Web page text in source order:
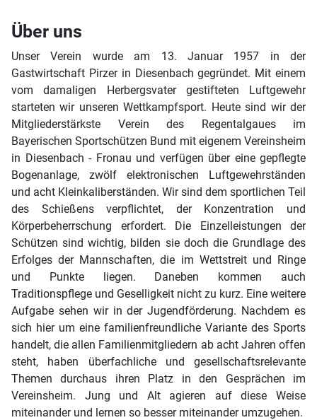
Über uns
Unser Verein wurde am 13. Januar 1957 in der
Gastwirtschaft Pirzer in Diesenbach gegründet. Mit einem
vom damaligen Herbergsvater gestifteten Luftgewehr
starteten wir unseren Wettkampfsport. Heute sind wir der
Mitgliederstärkste Verein des Regentalgaues im
Bayerischen Sportschützen Bund mit eigenem Vereinsheim
in Diesenbach - Fronau und verfügen über eine gepflegte
Bogenanlage, zwölf elektronischen Luftgewehrständen
und acht Kleinkaliberständen. Wir sind dem sportlichen Teil
des Schießens verpflichtet, der Konzentration und
Körperbeherrschung erfordert. Die Einzelleistungen der
Schützen sind wichtig, bilden sie doch die Grundlage des
Erfolges der Mannschaften, die im Wettstreit und Ringe
und Punkte liegen. Daneben kommen auch
Traditionspflege und Geselligkeit nicht zu kurz. Eine weitere
Aufgabe sehen wir in der Jugendförderung. Nachdem es
sich hier um eine familienfreundliche Variante des Sports
handelt, die allen Familienmitgliedern ab acht Jahren offen
steht, haben überfachliche und gesellschaftsrelevante
Themen durchaus ihren Platz in den Gesprächen im
Vereinsheim. Jung und Alt agieren auf diese Weise
miteinander und lernen so besser miteinander umzugehen.